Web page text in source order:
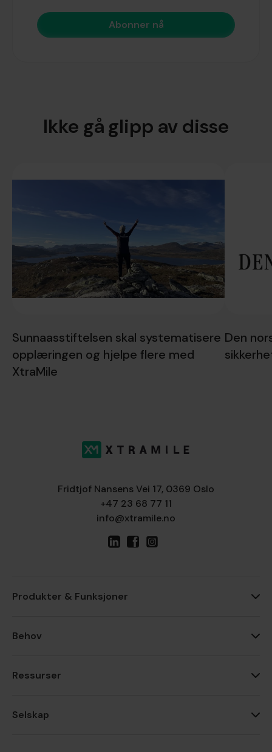
Ikke gå glipp av disse
Sunnaasstiftelsen skal systematisere
opplæringen og hjelpe flere med
XtraMile
Den
Fridtjof Nansens Vei 17, 0369 Oslo
+47 23 68 77 11
info@xtramile.no
Produkter & Funksjoner
Behov
Ressurser
Selskap